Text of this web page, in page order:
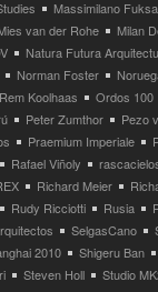
Massimilano
van der Rohe
Milan
Natura Futura
Norman Foster
Koolhaas
Ordos 100
Peter Zumthor
Pezo
Praemium Imperiale
Rafael Viñoly
Richard Meier
Rudy Ricciotti Rusia
SelgasCano
2010
Shigeru Ban
Steven Holl
Studio